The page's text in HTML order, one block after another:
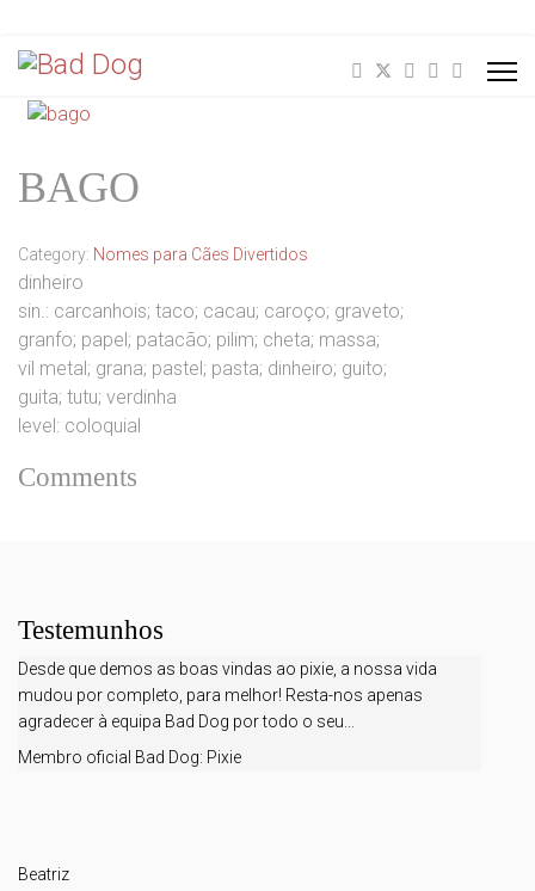
BAGO
Category: Nomes para Cães Divertidos
dinheiro
sin.: carcanhois; taco; cacau; caroço; graveto;
granfo; papel; patacão; pilim; cheta; massa;
vil metal; grana; pastel; pasta; dinheiro; guito;
guita; tutu; verdinha
level: coloquial
Comments
Testemunhos
Desde que demos as boas vindas ao pixie, a nossa vida
mudou por completo, para melhor! Resta-nos apenas
agradecer à equipa Bad Dog por todo o seu...
Membro oficial Bad Dog: Pixie
Beatriz